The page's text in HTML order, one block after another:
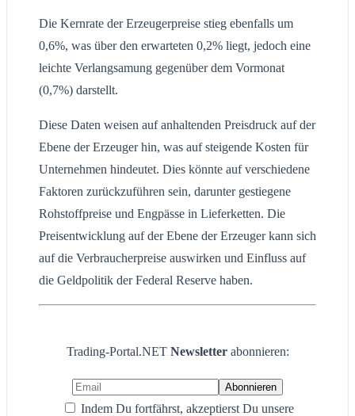
Die Kernrate der Erzeugerpreise stieg ebenfalls um
0,6%, was über den erwarteten 0,2% liegt, jedoch eine
leichte Verlangsamung gegenüber dem Vormonat
(0,7%) darstellt.
Diese Daten weisen auf anhaltenden Preisdruck auf der
Ebene der Erzeuger hin, was auf steigende Kosten für
Unternehmen hindeutet. Dies könnte auf verschiedene
Faktoren zurückzuführen sein, darunter gestiegene
Rohstoffpreise und Engpässe in Lieferketten. Die
Preisentwicklung auf der Ebene der Erzeuger kann sich
auf die Verbraucherpreise auswirken und Einfluss auf
die Geldpolitik der Federal Reserve haben.
Trading-Portal.NET Newsletter abonnieren:
Indem Du fortfährst, akzeptierst Du unsere